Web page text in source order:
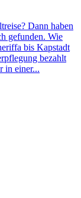
Dann haben
gefunden. Wie
bis Kapstadt
bezahlt
in einer...